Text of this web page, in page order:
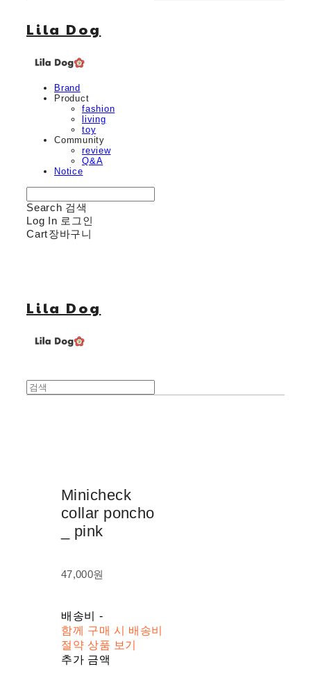
Lila Dog
Brand
Product
fashion
living
toy
Community
review
Q&A
Notice
Search 검색
Log In 로그인
Cart장바구니
Lila Dog
Minicheck
collar poncho
_ pink
47,000원
배송비 -
함께 구매 시 배송비
절약 상품 보기
추가 금액